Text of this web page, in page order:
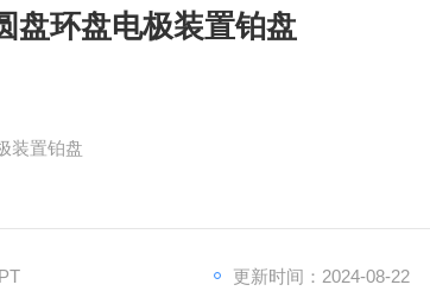
盘环盘电极装置铂盘
装置铂盘
更新时间：2024-08-22